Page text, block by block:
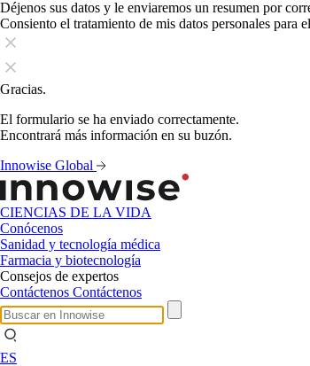
Déjenos sus datos y le enviaremos un resumen por
Consiento el tratamiento de mis datos personales
Gracias.
El formulario se ha enviado correctamente.
Encontrará más información en su buzón.
Innowise Global
CIENCIAS DE LA VIDA
Conócenos
Sanidad y tecnología médica
Farmacia y biotecnología
Consejos de expertos
Contáctenos Contáctenos
ES